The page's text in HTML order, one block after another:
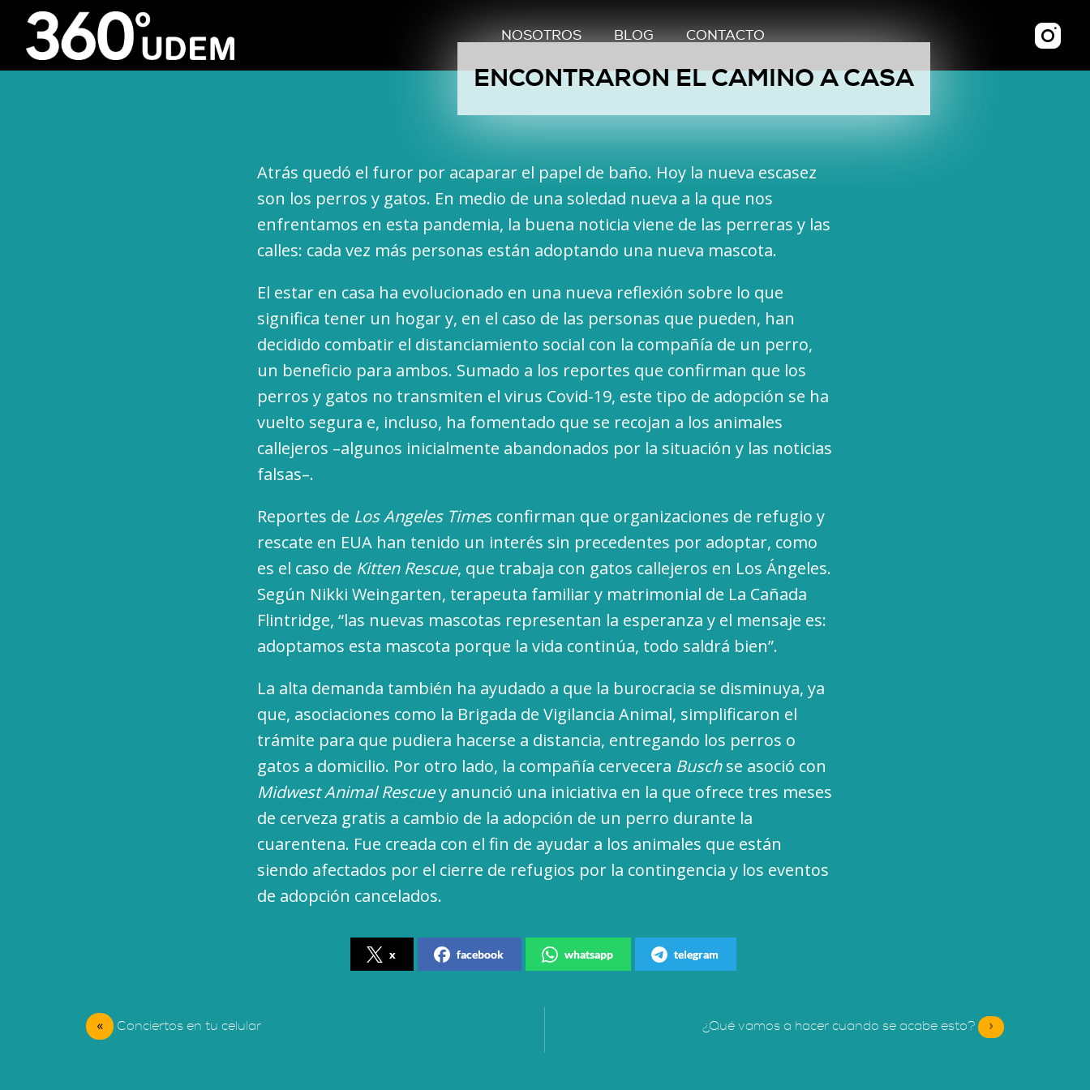
NOSOTROS BLOG CONTACTO
ENCONTRARON EL CAMINO A CASA
Atrás quedó el furor por acaparar el papel de baño. Hoy la nueva escasez
son los perros y gatos. En medio de una soledad nueva a la que nos
enfrentamos en esta pandemia, la buena noticia viene de las perreras y las
calles: cada vez más personas están adoptando una nueva mascota.
El estar en casa ha evolucionado en una nueva reflexión sobre lo que
significa tener un hogar y, en el caso de las personas que pueden, han
decidido combatir el distanciamiento social con la compañía de un perro,
un beneficio para ambos. Sumado a los reportes que confirman que los
perros y gatos no transmiten el virus Covid-19, este tipo de adopción se ha
vuelto segura e, incluso, ha fomentado que se recojan a los animales
callejeros –algunos inicialmente abandonados por la situación y las noticias
falsas–.
Reportes de Los Angeles Times confirman que organizaciones de refugio y
rescate en EUA han tenido un interés sin precedentes por adoptar, como
es el caso de Kitten Rescue, que trabaja con gatos callejeros en Los Ángeles.
Según Nikki Weingarten, terapeuta familiar y matrimonial de La Cañada
Flintridge, “las nuevas mascotas representan la esperanza y el mensaje es:
adoptamos esta mascota porque la vida continúa, todo saldrá bien”.
La alta demanda también ha ayudado a que la burocracia se disminuya, ya
que, asociaciones como la Brigada de Vigilancia Animal, simplificaron el
trámite para que pudiera hacerse a distancia, entregando los perros o
gatos a domicilio. Por otro lado, la compañía cervecera Buschse asoció con
Midwest Animal Rescuey anunció una iniciativa en la que ofrece tres meses
de cerveza gratis a cambio de la adopción de un perro durante la
cuarentena. Fue creada con el fin de ayudar a los animales que están
siendo afectados por el cierre de refugios por la contingencia y los eventos
de adopción cancelados.
x facebook whatsapp telegram
« Conciertos en tu celular ¿Qué vamos a hacer cuando se acabe esto? »